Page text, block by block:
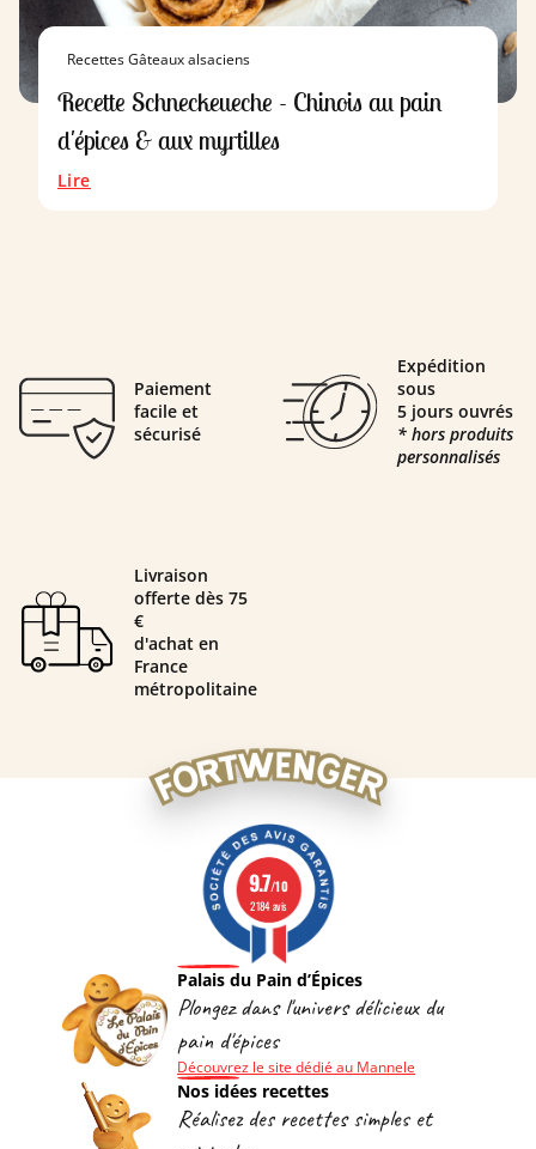
Recettes Gâteaux alsaciens
Recette Schneckeueche - Chinois au pain
d'épices & aux myrtilles
Lire
Paiement
facile et
sécurisé
Expédition
sous
5 jours ouvrés
* hors produits
personnalisés
Livraison
offerte dès 75
€
d'achat en
France
métropolitaine
Palais du Pain d’Épices
Plongez dans l'univers délicieux du
pain d'épices
Découvrez le site dédié au Mannele
9.7/10
2184 avis
Nos idées recettes
Réalisez des recettes simples et